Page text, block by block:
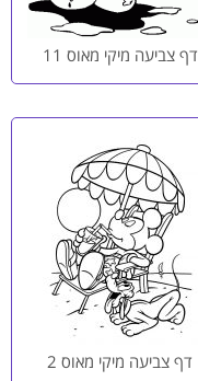
דף צביעה מיקי מאוס 11
דף צביעה מיקי מאוס 2